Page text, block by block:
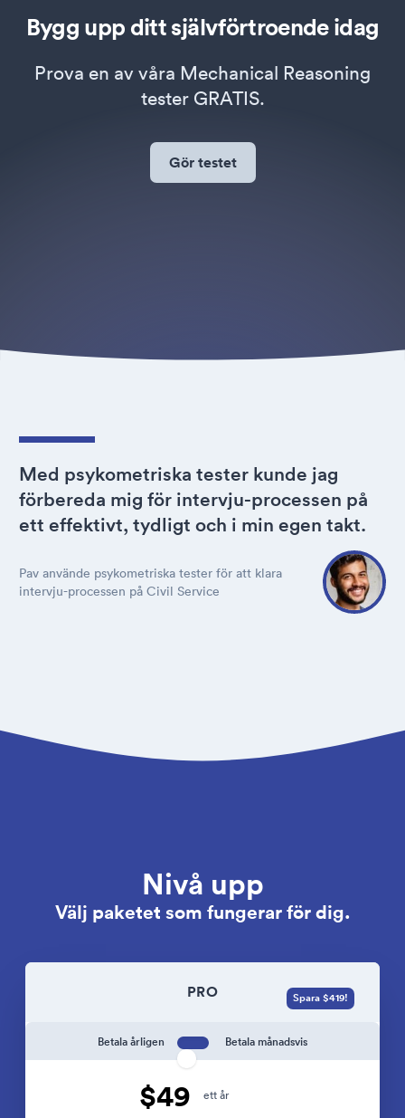
Bygg upp ditt självförtroende idag
Prova en av våra Mechanical Reasoning
tester GRATIS.
Gör testet
Med psykometriska tester kunde jag
förbereda mig för intervju-processen på
ett effektivt, tydligt och i min egen takt.
Pav använde psykometriska tester för att klara
intervju-processen på Civil Service
Nivå upp
Välj paketet som fungerar för dig.
PRO
Betala årligen Betala månadsvis
$49 ett år
Spara $419!